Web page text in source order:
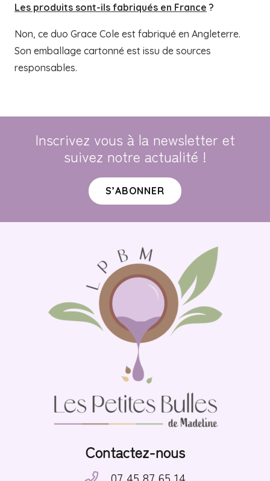
Les produits sont-ils fabriqués en France ?
Non, ce duo Grace Cole est fabriqué en Angleterre.
Son emballage cartonné est issu de sources
responsables.
Inscrivez vous à la newsletter et
suivez notre actualité !
S’ABONNER
Contactez-nous
07 45 87 65 14